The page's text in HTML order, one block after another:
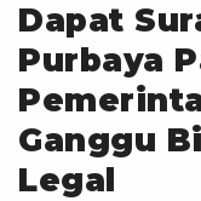
Dapat
Purbaya
Ganggu
Legal